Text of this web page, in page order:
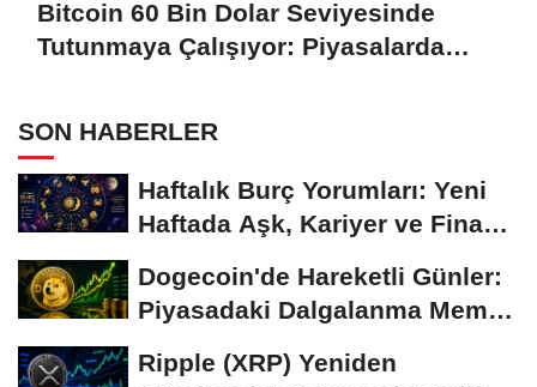
Bitcoin 60 Bin Dolar Seviyesinde
Tutunmaya Çalışıyor: Piyasalarda
SON HABERLER
Haftalık Burç Yorumları: Yeni
Haftada Aşk, Kariyer ve Finans
Dogecoin'de Hareketli Günler:
Piyasadaki Dalgalanma Meme
Ripple (XRP) Yeniden